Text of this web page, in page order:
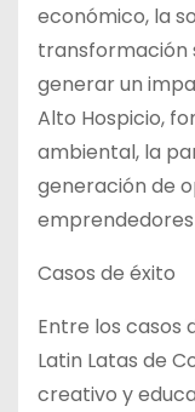
económico, la
transformación
generar un
Alto Hospicio,
ambiental, la
generación de
Casos de éxito
Entre los casos
Latin Latas de
creativo y